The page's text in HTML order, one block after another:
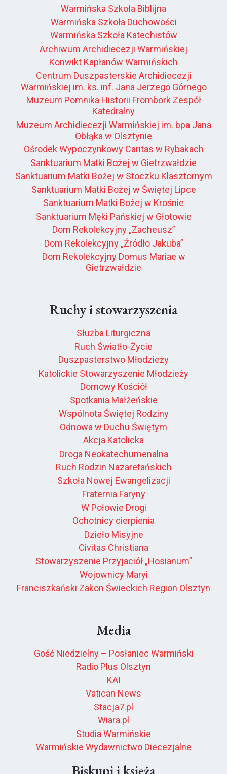
Warmińska Szkoła Biblijna
Warmińska Szkoła Duchowości
Warmińska Szkoła Katechistów
Archiwum Archidiecezji Warmińskiej
Konwikt Kapłanów Warmińskich
Centrum Duszpasterskie Archidiecezji
Warmińskiej im. ks. inf. Jana Jerzego Górnego
Muzeum Pomnika Historii Frombork Zespół
Katedralny
Muzeum Archidiecezji Warmińskiej im. bpa Jana
Obłąka w Olsztynie
Ośrodek Wypoczynkowy Caritas w Rybakach
Sanktuarium Matki Bożej w Gietrzwałdzie
Sanktuarium Matki Bożej w Stoczku Klasztornym
Sanktuarium Matki Bożej w Świętej Lipce
Sanktuarium Matki Bożej w Krośnie
Sanktuarium Męki Pańskiej w Głotowie
Dom Rekolekcyjny „Zacheusz”
Dom Rekolekcyjny „Źródło Jakuba”
Dom Rekolekcyjny Domus Mariae w
Gietrzwałdzie
Ruchy i stowarzyszenia
Służba Liturgiczna
Ruch Światło-Życie
Duszpasterstwo Młodzieży
Katolickie Stowarzyszenie Młodzieży
Domowy Kościół
Spotkania Małżeńskie
Wspólnota Świętej Rodziny
Odnowa w Duchu Świętym
Akcja Katolicka
Droga Neokatechumenalna
Ruch Rodzin Nazaretańskich
Szkoła Nowej Ewangelizacji
Fraternia Faryny
W Połowie Drogi
Ochotnicy cierpienia
Dzieło Misyjne
Civitas Christiana
Stowarzyszenie Przyjaciół „Hosianum”
Wojownicy Maryi
Franciszkański Zakon Świeckich Region Olsztyn
Media
Gość Niedzielny – Posłaniec Warmiński
Radio Plus Olsztyn
KAI
Vatican News
Stacja7.pl
Wiara.pl
Studia Warmińskie
Warmińskie Wydawnictwo Diecezjalne